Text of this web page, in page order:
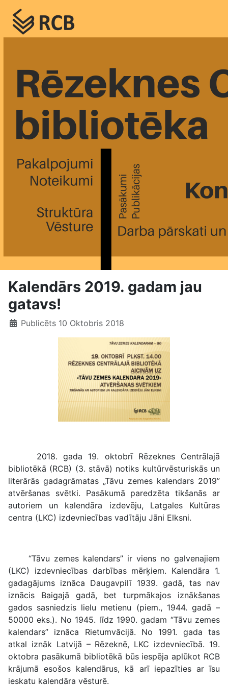
Kalendārs 2019. gadam jau
gatavs!
Publicēts 10 Oktobris 2018
2018. gada 19. oktobrī Rēzeknes Centrālajā
bibliotēkā (RCB) (3. stāvā) notiks kultūrvēsturiskās un
literārās gadagrāmatas „Tāvu zemes kalendars 2019”
atvēršanas svētki. Pasākumā paredzēta tikšanās ar
autoriem un kalendāra izdevēju, Latgales Kultūras
centra (LKC) izdevniecības vadītāju Jāni Elksni.
“Tāvu zemes kalendars” ir viens no galvenajiem
(LKC) izdevniecības darbības mērķiem. Kalendāra 1.
gadagājums iznāca Daugavpilī 1939. gadā, tas nav
iznācis Baigajā gadā, bet turpmākajos iznākšanas
gados sasniedzis lielu metienu (piem., 1944. gadā –
50000 eks.). No 1945. līdz 1990. gadam “Tāvu zemes
kalendars” iznāca Rietumvācijā. No 1991. gada tas
atkal iznāk Latvijā – Rēzeknē, LKC izdevniecībā. 19.
oktobra pasākumā bibliotēkā būs iespēja aplūkot RCB
krājumā esošos kalendārus, kā arī iepazīties ar īsu
ieskatu kalendāra vēsturē.